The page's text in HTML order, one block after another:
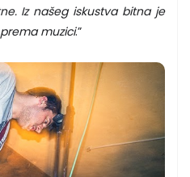
Iz našeg iskustva bitna je
muzici.”